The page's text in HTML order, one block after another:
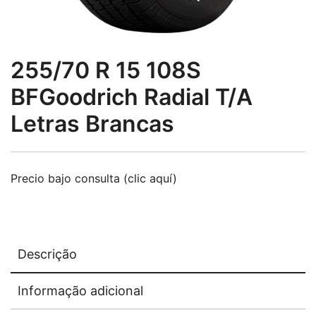
255/70 R 15 108S
BFGoodrich Radial T/A
Letras Brancas
Precio bajo consulta (clic aquí)
Descrição
Informação adicional